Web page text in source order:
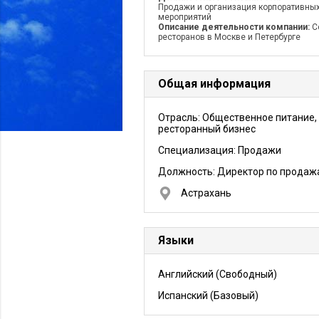
Продажи и организация
мероприятий
Описание деятельности компании:
ресторанов в Москве и Петербурге
Общая информация
Отрасль: Общественное питание,
ресторанный бизнес
Специализация: Продажи
Должность: Директор по
Астрахань
Языки
Английский (Свободный)
Испанский (Базовый)